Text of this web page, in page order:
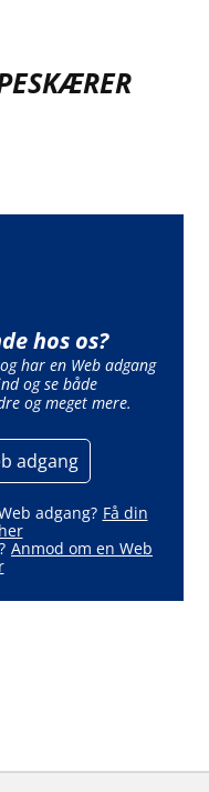
hos os?
har en Web adgang
og se både
og meget mere.
adgang
adgang? Få din
Anmod om en Web